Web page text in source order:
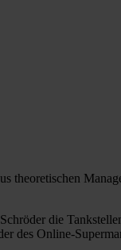
die
des Online-